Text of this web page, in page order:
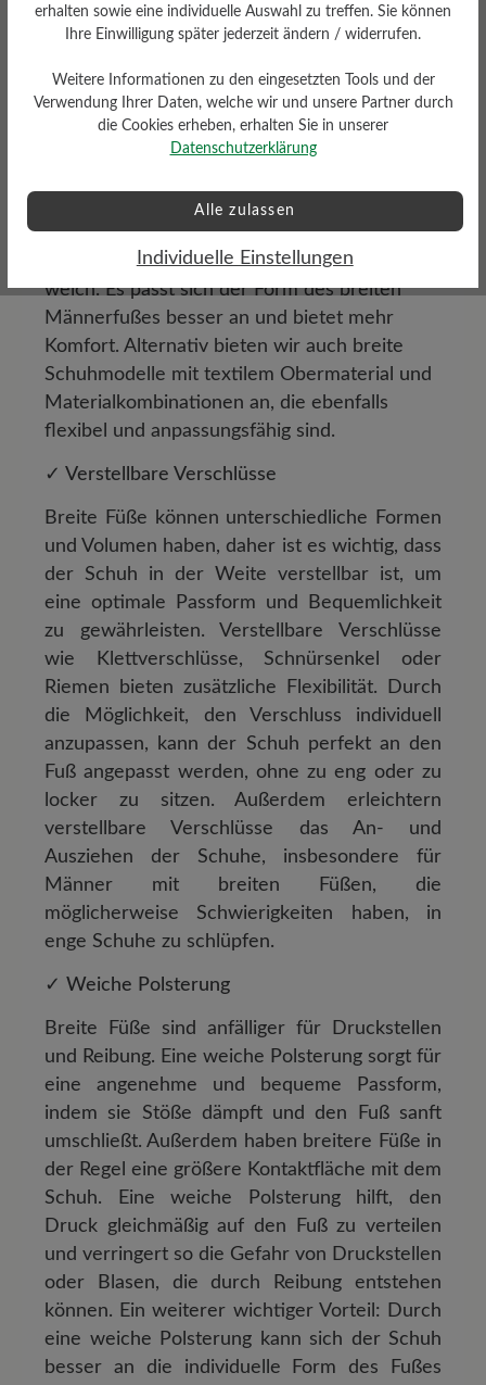
beiträgt. So können Sie sich den ganzen Tag
frei und unbeschwert bewegen, ohne auf Stil
✓ Flexible Materialien
Bei BÄR wird hauptsächlich Leder verarbeitet,
menschlichen Haut ähnelt. Kein anderes
Material kann diese Eigenschaften ersetzen.
Leder ist atmungsaktiv, geschmeidig und
weich. Es passt sich der Form des breiten
Männerfußes besser an und bietet mehr
Komfort. Alternativ bieten wir auch breite
Schuhmodelle mit textilem Obermaterial und
Materialkombinationen an, die ebenfalls
flexibel und anpassungsfähig sind.
✓ Verstellbare Verschlüsse
Breite Füße können unterschiedliche Formen
und Volumen haben, daher ist es wichtig, dass
der Schuh in der Weite verstellbar ist, um
eine optimale Passform und Bequemlichkeit
zu gewährleisten. Verstellbare Verschlüsse
wie Klettverschlüsse, Schnürsenkel oder
Riemen bieten zusätzliche Flexibilität. Durch
die Möglichkeit, den Verschluss individuell
anzupassen, kann der Schuh perfekt an den
Fuß angepasst werden, ohne zu eng oder zu
locker zu sitzen. Außerdem erleichtern
verstellbare Verschlüsse das An- und
Ausziehen der Schuhe, insbesondere für
Männer mit breiten Füßen, die
möglicherweise Schwierigkeiten haben, in
enge Schuhe zu schlüpfen.
✓ Weiche Polsterung
Breite Füße sind anfälliger für Druckstellen
und Reibung. Eine weiche Polsterung sorgt für
eine angenehme und bequeme Passform,
indem sie Stöße dämpft und den Fuß sanft
umschließt. Außerdem haben breitere Füße in
der Regel eine größere Kontaktfläche mit dem
Schuh. Eine weiche Polsterung hilft, den
Druck gleichmäßig auf den Fuß zu verteilen
und verringert so die Gefahr von Druckstellen
oder Blasen, die durch Reibung entstehen
können. Ein weiterer wichtiger Vorteil: Durch
eine weiche Polsterung kann sich der Schuh
besser an die individuelle Form des Fußes
erhalten sowie eine individuelle Auswahl zu treffen. Sie können
Ihre Einwilligung später jederzeit ändern / widerrufen.
Weitere Informationen zu den eingesetzten Tools und der
Verwendung Ihrer Daten, welche wir und unsere Partner durch
die Cookies erheben, erhalten Sie in unserer
Datenschutzerklärung
Alle zulassen
Individuelle Einstellungen